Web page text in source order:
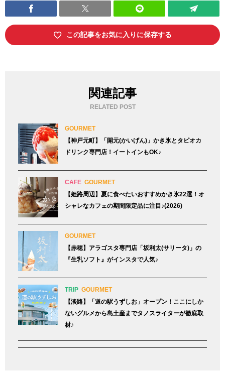
この記事をお気に入りに保存する
関連記事
RELATED POST
GOURMET
【神戸元町】「開元(かいげん)」かき氷とタピオカ
ドリンク専門店！イートインもOK♪
CAFE GOURMET
【姫路周辺】夏に食べたいおすすめかき氷22選！オ
シャレなカフェの期間限定品に注目♪(2026)
GOURMET
【赤穂】アラゴスタ専門店「坂利太(サリータ)」の
『生乳ソフト』がインスタで人気♪
TRIP GOURMET
【淡路】「道の駅うずしお」オープン！ここにしか
ないグルメから島土産までタノスライターが徹底取
材♪